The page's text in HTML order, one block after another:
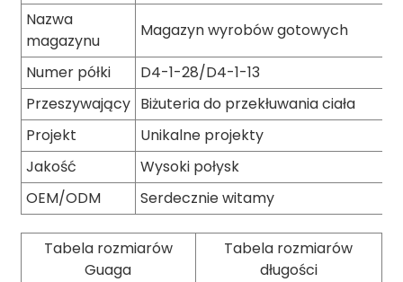
Nazwa
magazynu
Magazyn wyrobów gotowych
Numer półki
D4-1-28/D4-1-13
Przeszywający Biżuteria do przekłuwania ciała
Projekt
Unikalne projekty
Jakość
Wysoki połysk
OEM/ODM
Serdecznie witamy
Tabela rozmiarów
Guaga
Tabela rozmiarów
długości